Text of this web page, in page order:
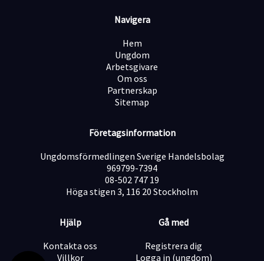
• Truck- och traverskort.
Vi arbetar löpande med inkomna ansökningar och
kontaktar de som motsvarar ansökningskraven.
Notera att vi med anledning av GDPR inte tar emot
Ikett Personalpartner AB är ett auktoriserat
bemanningsföretag som arbetar med bemanning och
rekrytering av kvalificerad kollektivpersonal och
bygg och administration.
Ikett är medlem i Almega Kompetensföretagen och
har kollektivavtal med LO, Unionen och
Navigera
Hem
Ungdom
Arbetsgivare
Om oss
Partnerskap
Sitemap
Företagsinformation
Ungdomsförmedlingen Sverige Handelsbolag
969799-7394
08-502 747 19
Höga stigen 3, 116 20 Stockholm
Hjälp
Kontakta oss
Villkor
Gå med
Registrera dig
Logga in (ungdom)